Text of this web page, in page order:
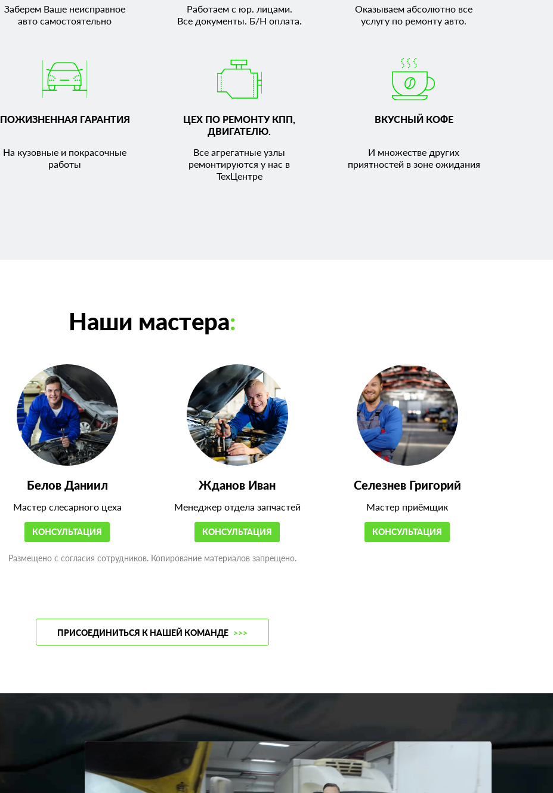
Заберем Ваше неисправное
авто самостоятельно
Работаем с юр. лицами.
Все документы. Б/Н оплата.
Оказываем абсолютно все
услугу по ремонту авто.
ПОЖИЗНЕННАЯ ГАРАНТИЯ
На кузовные и покрасочные
работы
ЦЕХ ПО РЕМОНТУ КПП,
ДВИГАТЕЛЮ.
Все агрегатные узлы
ремонтируются у нас в
ТехЦентре
ВКУСНЫЙ КОФЕ
И множестве других
приятностей в зоне ожидания
Наши мастера:
Белов Даниил
Мастер слесарного цеха
КОНСУЛЬТАЦИЯ
Жданов Иван
Менеджер отдела запчастей
КОНСУЛЬТАЦИЯ
Селезнев Григорий
Мастер приёмщик
КОНСУЛЬТАЦИЯ
Размещено с согласия сотрудников. Копирование материалов запрещено.
ПРИСОЕДИНИТЬСЯ К НАШЕЙ КОМАНДЕ >>>